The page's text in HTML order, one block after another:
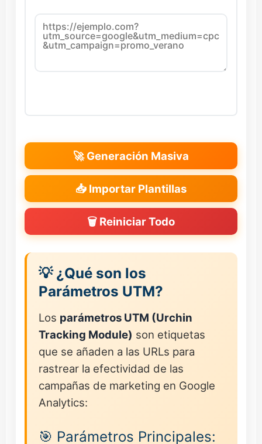
🚀 Generación Masiva
📥 Importar Plantillas
🗑️ Reiniciar Todo
💡 ¿Qué son los
Parámetros UTM?
Los parámetros UTM (Urchin
Tracking Module) son etiquetas
que se añaden a las URLs para
rastrear la efectividad de las
campañas de marketing en Google
Analytics:
🎯 Parámetros Principales: